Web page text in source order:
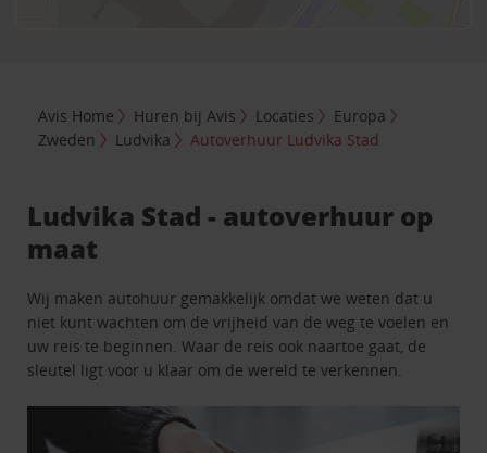
Avis Home Huren bij Avis Locaties
Europa
Zweden
Ludvika Autoverhuur Ludvika Stad
Ludvika Stad - autoverhuur op
maat
Wij maken autohuur gemakkelijk omdat we weten dat u
niet kunt wachten om de vrijheid van de weg te voelen en
uw reis te beginnen. Waar de reis ook naartoe gaat, de
sleutel ligt voor u klaar om de wereld te verkennen.